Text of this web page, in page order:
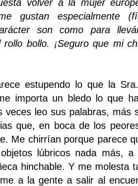
volver a la mujer
gustan especialmente
son como para
bollo. ¡Seguro que mi
estupendo lo que la
importa un bledo lo que
veces leo sus palabras, más
que, en boca de los
Me chirrían porque parece
lúbricos nada más,
hinchable. Y me molesta
a la gente a salir al